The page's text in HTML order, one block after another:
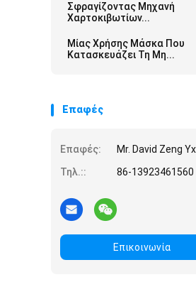
Σφραγίζοντας Μηχανή
Χαρτοκιβωτίων...
Μίας Χρήσης Μάσκα Που
Κατασκευάζει Τη Μη...
Επαφές
Επαφές:
Mr. David Zeng Yx
Τηλ.::
86-13923461560
Επικοινωνία